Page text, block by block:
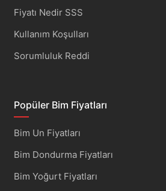
Fiyatı Nedir SSS
Kullanım Koşulları
Sorumluluk Reddi
Popüler Bim Fiyatları
Bim Un Fiyatları
Bim Dondurma Fiyatları
Bim Yoğurt Fiyatları